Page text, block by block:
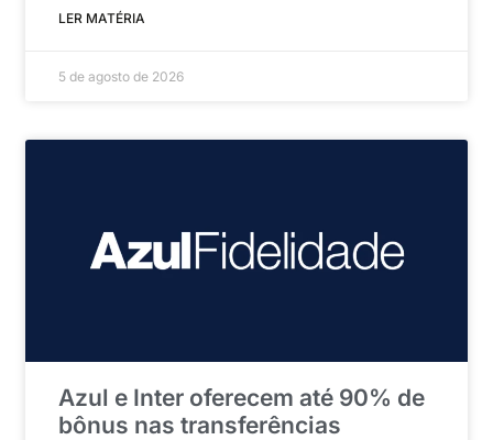
LER MATÉRIA
5 de agosto de 2026
Azul e Inter oferecem até 90% de
bônus nas transferências